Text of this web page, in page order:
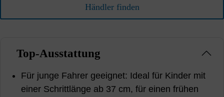
Händler finden
Top-Ausstattung
Für junge Fahrer geeignet: Ideal für Kinder mit
einer Schrittlänge ab 37 cm, für einen frühen